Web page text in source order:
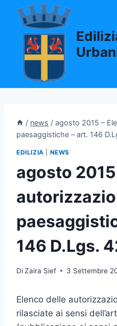
Salta
contenuto
/ news / agosto 2015 –
paesaggistiche – art. 146
EDILIZIA NEWS
agosto
146 D.Lgs.
DiZaira Sief 3 Settembre
Elenco delle
rilasciate ai sensi